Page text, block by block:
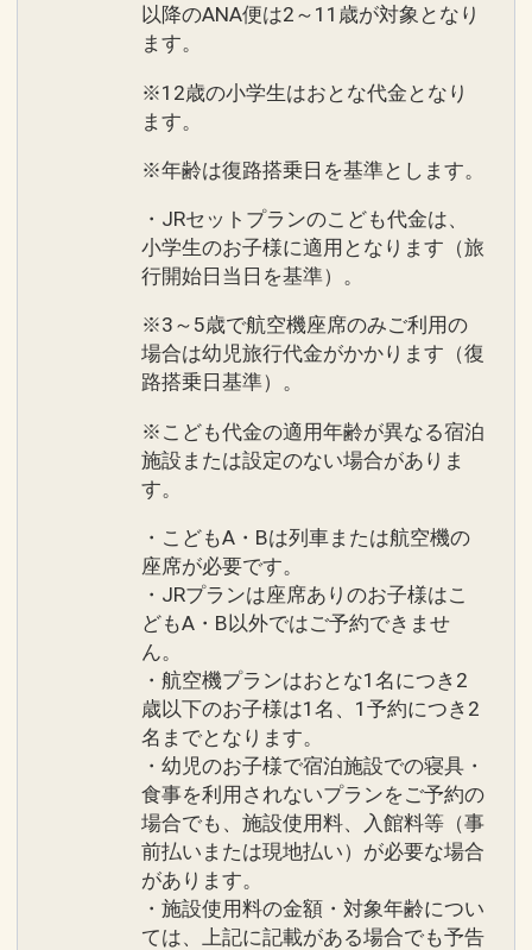
以降のANA便は2～11歳が対象となり
ます。
※12歳の小学生はおとな代金となり
ます。
※年齢は復路搭乗日を基準とします。
・JRセットプランのこども代金は、
小学生のお子様に適用となります（旅
行開始日当日を基準）。
※3～5歳で航空機座席のみご利用の
場合は幼児旅行代金がかかります（復
路搭乗日基準）。
※こども代金の適用年齢が異なる宿泊
施設または設定のない場合がありま
す。
・こどもA・Bは列車または航空機の
座席が必要です。
・JRプランは座席ありのお子様はこ
どもA・B以外ではご予約できませ
ん。
・航空機プランはおとな1名につき2
歳以下のお子様は1名、1予約につき2
名までとなります。
・幼児のお子様で宿泊施設での寝具・
食事を利用されないプランをご予約の
場合でも、施設使用料、入館料等（事
前払いまたは現地払い）が必要な場合
があります。
・施設使用料の金額・対象年齢につい
ては、上記に記載がある場合でも予告